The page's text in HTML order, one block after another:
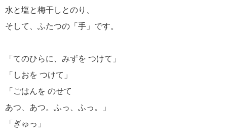
水と塩と梅干しとのり、
そして、ふたつの「手」です。
「てのひらに、みずを つけて」
「しおを つけて」
「ごはんを のせて
あつ、あつ。ふっ、ふっ。」
「ぎゅっ」